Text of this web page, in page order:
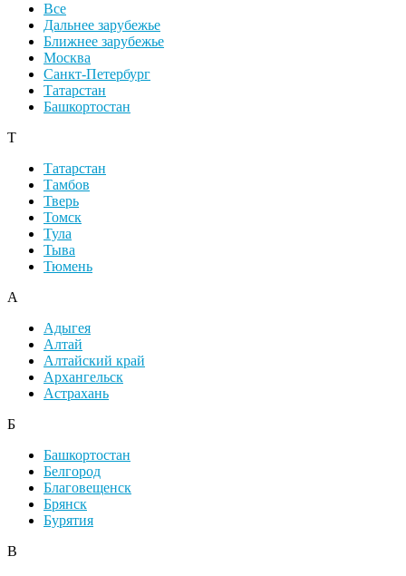
Все
Дальнее зарубежье
Ближнее зарубежье
Москва
Санкт-Петербург
Татарстан
Башкортостан
Т
Татарстан
Тамбов
Тверь
Томск
Тула
Тыва
Тюмень
А
Адыгея
Алтай
Алтайский край
Архангельск
Астрахань
Б
Башкортостан
Белгород
Благовещенск
Брянск
Бурятия
В